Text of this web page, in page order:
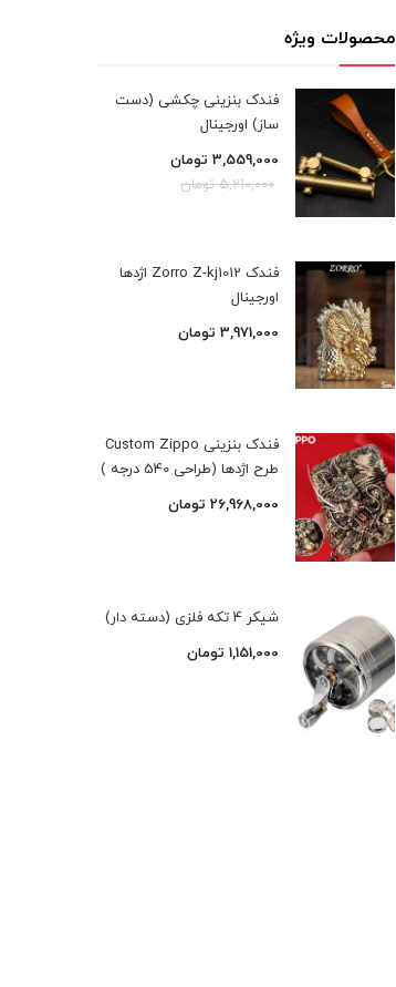
محصولات ویژه
فندک بنزینی چکشی (دست
ساز) اورجینال
3,559,000 تومان
5,210,000 تومان
فندک Zorro Z-kj1012 اژدها
اورجینال
3,971,000 تومان
فندک بنزینی Custom Zippo
طرح اژدها (طراحی 540 درجه )
26,968,000 تومان
شیکر 4 تکه فلزی (دسته دار)
1,151,000 تومان